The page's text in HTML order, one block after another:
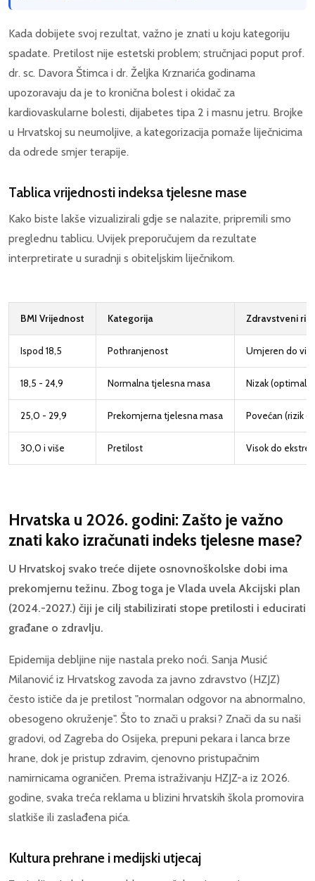
Kada dobijete svoj rezultat, važno je znati u koju kategoriju
spadate. Pretilost nije estetski problem; stručnjaci poput prof.
dr. sc. Davora Štimca i dr. Željka Krznarića godinama
upozoravaju da je to kronična bolest i okidač za
kardiovaskularne bolesti, dijabetes tipa 2 i masnu jetru. Brojke
u Hrvatskoj su neumoljive, a kategorizacija pomaže liječnicima
da odrede smjer terapije.
Tablica vrijednosti indeksa tjelesne mase
Kako biste lakše vizualizirali gdje se nalazite, pripremili smo
preglednu tablicu. Uvijek preporučujem da rezultate
interpretirate u suradnji s obiteljskim liječnikom.
BMI Vrijednost Kategorija Zdravstveni
Ispod 18,5 Pothranjenost Umjeren do
18,5 - 24,9 Normalna tjelesna masa Nizak
25,0 - 29,9 Prekomjerna tjelesna masa Povećan (rizik
30,0 i više Pretilost Visok do
Hrvatska u 2026. godini: Zašto je važno
znati kako izračunati indeks tjelesne mase?
U Hrvatskoj svako treće dijete osnovnoškolske dobi ima
prekomjernu težinu. Zbog toga je Vlada uvela Akcijski plan
(2024.-2027.) čiji je cilj stabilizirati stope pretilosti i educirati
građane o zdravlju.
Epidemija debljine nije nastala preko noći. Sanja Musić
Milanović iz Hrvatskog zavoda za javno zdravstvo (HZJZ)
često ističe da je pretilost "normalan odgovor na abnormalno,
obesogeno okruženje". Što to znači u praksi? Znači da su naši
gradovi, od Zagreba do Osijeka, prepuni pekara i lanca brze
hrane, dok je pristup zdravim, cjenovno pristupačnim
namirnicama ograničen. Prema istraživanju HZJZ-a iz 2026.
godine, svaka treća reklama u blizini hrvatskih škola promovira
slatkiše ili zaslađena pića.
Kultura prehrane i medijski utjecaj